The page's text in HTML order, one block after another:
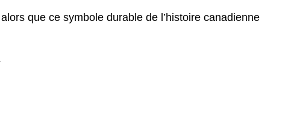
que ce symbole durable de l’histoire canadienne